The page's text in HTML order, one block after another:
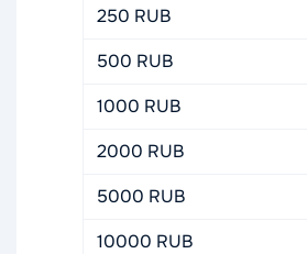
250 RUB
500 RUB
1000 RUB
2000 RUB
5000 RUB
10000 RUB